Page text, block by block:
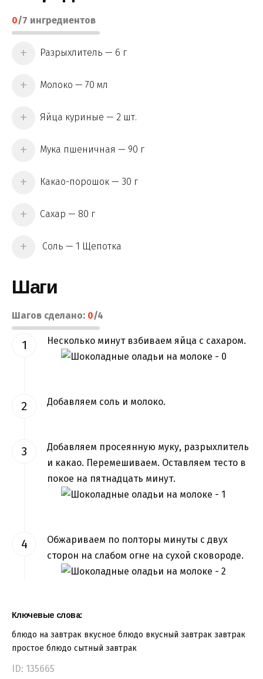
0/7 ингредиентов
Разрыхлитель — 6 г
Молоко — 70 мл
Яйца куриные — 2 шт.
Мука пшеничная — 90 г
Какао-порошок — 30 г
Сахар — 80 г
Соль — 1 Щепотка
Шаги
Шагов сделано: 0/4
Несколько минут взбиваем яйца с сахаром.
Добавляем соль и молоко.
Добавляем просеянную муку, разрыхлитель
и какао. Перемешиваем. Оставляем тесто в
покое на пятнадцать минут.
Обжариваем по полторы минуты с двух
сторон на слабом огне на сухой сковороде.
Ключевые слова:
блюдо на завтрак вкусное блюдо вкусный завтрак завтрак
простое блюдо сытный завтрак
ID: 135665